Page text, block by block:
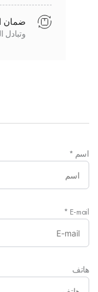
ضمان
وتبادل
اسم *
E-mail
*
هاتف